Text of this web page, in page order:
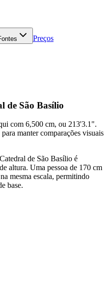
Preços
de São Basílio
com 6,500 cm, ou 213'3.1".
manter comparações visuais
de São Basílio é
altura. Uma pessoa de 170 cm
mesma escala, permitindo
base.